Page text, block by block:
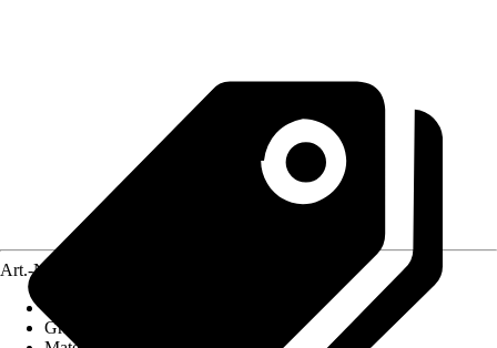
Art.-Nr.
Grillmethode